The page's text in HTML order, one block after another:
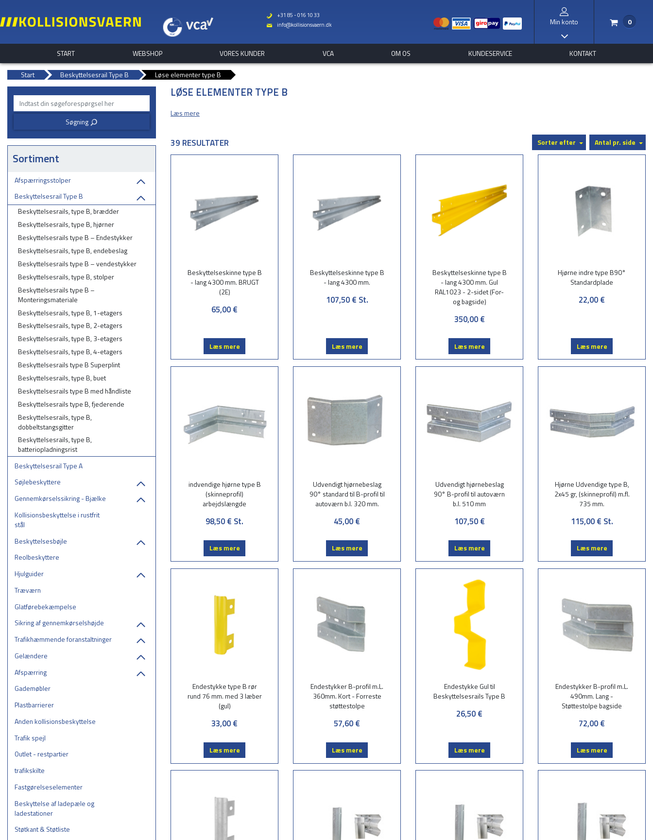
b +31 85 - 016 10 33
% info@kollisionsvaern.dk Min konto
I
/ 0
START WEBSHOP VORES KUNDER VCA OM OS KUNDESERVICE KONTAKT
Start Beskyttelsesrail Type B Løse elementer type B
Søgning 3
Sortiment
Afspærringsstolper
Beskyttelsesrail Type B
Beskyttelsesrails, type B, brædder
Beskyttelsesrails, type B, hjørner
Beskyttelsesrails type B – Endestykker
Beskyttelsesrails, type B, endebeslag
Beskyttelsesrails type B – vendestykker
Beskyttelsesrails, type B, stolper
Beskyttelsesrails type B –
Monteringsmateriale
Beskyttelsesrails, type B, 1-etagers
Beskyttelsesrails, type B, 2-etagers
Beskyttelsesrails, type B, 3-etagers
Beskyttelsesrails, type B, 4-etagers
Beskyttelsesrails type B Superplint
Beskyttelsesrails, type B, buet
Beskyttelsesrails type B med håndliste
Beskyttelsesrails type B, fjederende
Beskyttelsesrails, type B,
dobbeltstangsgitter
Beskyttelsesrails, type B,
batteriopladningsrist
Beskyttelsesrail Type A
Søjlebeskyttere
Gennemkørselssikring - Bjælke
Kollisionsbeskyttelse i rustfrit
stål
Beskyttelsesbøjle
Reolbeskyttere
Hjulguider
Træværn
Glatførebekæmpelse
Sikring af gennemkørselshøjde
Trafikhæmmende foranstaltninger
Gelændere
Afspærring
Gademøbler
Plastbarrierer
Anden kollisionsbeskyttelse
Trafik spejl
Outlet - restpartier
trafikskilte
Fastgørelseselementer
Beskyttelse af ladepæle og
ladestationer
Støtkant & Støtliste
LØSE ELEMENTER TYPE B
Læs mere
39 RESULTATER Antal pr. side
Sorter efter
Beskyttelseskinne type B
- lang 4300 mm. BRUGT
(2E)
65,00 €
Læs mere
Beskyttelseskinne type B
- lang 4300 mm.
107,50 € St.
Læs mere
Beskyttelseskinne type B
- lang 4300 mm. Gul
RAL1023 - 2-sidet (For-
og bagside)
350,00 €
Læs mere
Hjørne indre type B90°
Standardplade
22,00 €
Læs mere
indvendige hjørne type B
(skinneprofil)
arbejdslængde
98,50 € St.
Læs mere
Udvendigt hjørnebeslag
90° standard til B-profil til
autoværn b.l. 320 mm.
45,00 €
Læs mere
Udvendigt hjørnebeslag
90° B-profil til autoværn
b.l. 510 mm
107,50 €
Læs mere
Hjørne Udvendige type B,
2x45 gr, (skinneprofil) m.fl.
735 mm.
115,00 € St.
Læs mere
Endestykke type B rør
rund 76 mm. med 3 læber
(gul)
33,00 €
Læs mere
Endestykker B-profil m.L.
360mm. Kort - Forreste
støttestolpe
57,60 €
Læs mere
Endestykke Gul til
Beskyttelsesrails Type B
26,50 €
Læs mere
Endestykker B-profil m.L.
490mm. Lang -
Støttestolpe bagside
72,00 €
Læs mere